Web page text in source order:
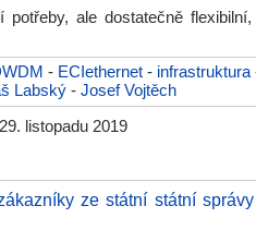
ale dostatečně
- ECIethernet - infrastruktura
Labský - Josef Vojtěch
listopadu 2019
ze státní státní